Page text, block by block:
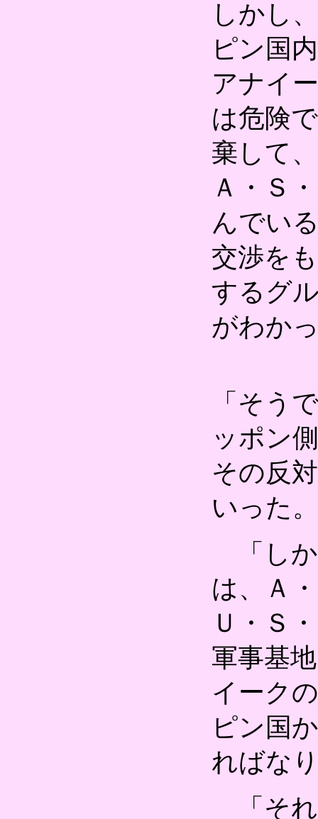
しかし
ピン国
アナイ
は危険
棄して
Ａ・Ｓ
んでい
交渉を
するグ
がわか
「そう
ッポン
その反
いった。
「しか
は、Ａ
Ｕ・Ｓ
軍事基
イーク
ピン国
ればな
「それ